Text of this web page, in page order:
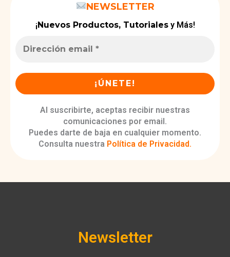
NEWSLETTER
¡ Nuevos Productos, Tutorialesy Más!
Al suscribirte, aceptas recibir nuestras
comunicaciones por email.
Puedes darte de baja en cualquier momento.
Consulta nuestra Política de Privacidad.
Newsletter